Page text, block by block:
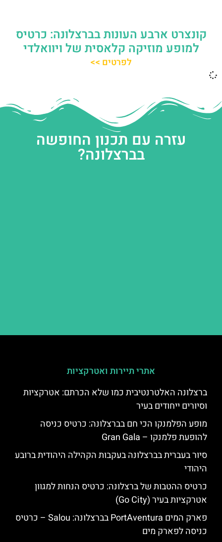
קונצרט ארבע העונות בברצלונה: כרטיס
למופע מוזיקה קלאסית של ויוואלדי
לפרטים >>
עזרה עם תכנון החופשה
בברצלונה?
אתרי תיירות ואטרקציות
ברצלונה האלטרנטיבית כמו שלא הכרתם: אטרקציות
וסיורים ייחודים בעיר
מופע הפלמנקו הכי חם בברצלונה: כרטיס כניסה
להופעת פלמנקו – Gran Gala
סיור בעברית בברצלונה בעקבות הקהילה היהודית ברובע
היהודי
כרטיס ההטבות של ברצלונה: כרטיס הנחות למגוון
אטרקציות בעיר (Go City)
פארק המים PortAventura בברצלונה: Salou – כרטיס
כניסה לפארק מים